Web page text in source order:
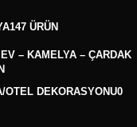
147 ÜRÜN
– KAMELYA – ÇARDAK
OTEL DEKORASYONU0